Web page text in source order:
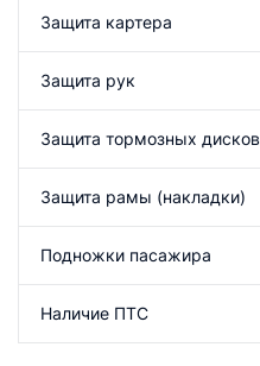
Защита картера
Защита рук
Защита тормозных дисков
Защита рамы (накладки)
Подножки пасажира
Наличие ПТС